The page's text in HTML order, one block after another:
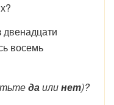
двенадцати
восемь
даилинет)?